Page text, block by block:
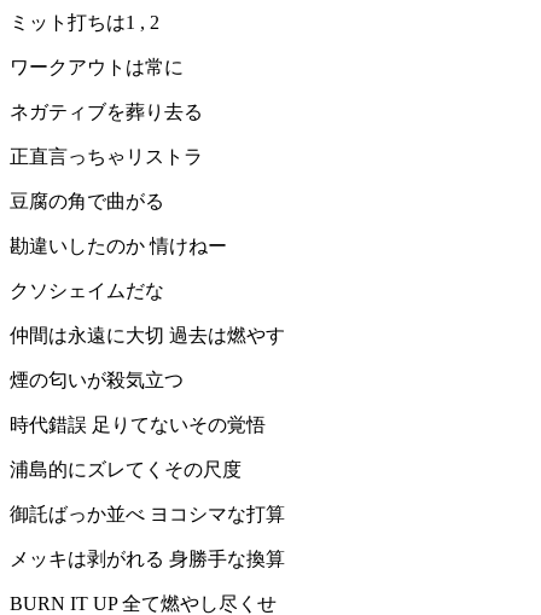
ミット打ちは1 , 2
ワークアウトは常に
ネガティブを葬り去る
正直言っちゃリストラ
豆腐の角で曲がる
勘違いしたのか 情けねー
クソシェイムだな
仲間は永遠に大切 過去は燃やす
煙の匂いが殺気立つ
時代錯誤 足りてないその覚悟
浦島的にズレてくその尺度
御託ばっか並べ ヨコシマな打算
メッキは剥がれる 身勝手な換算
BURN IT UP 全て燃やし尽くせ